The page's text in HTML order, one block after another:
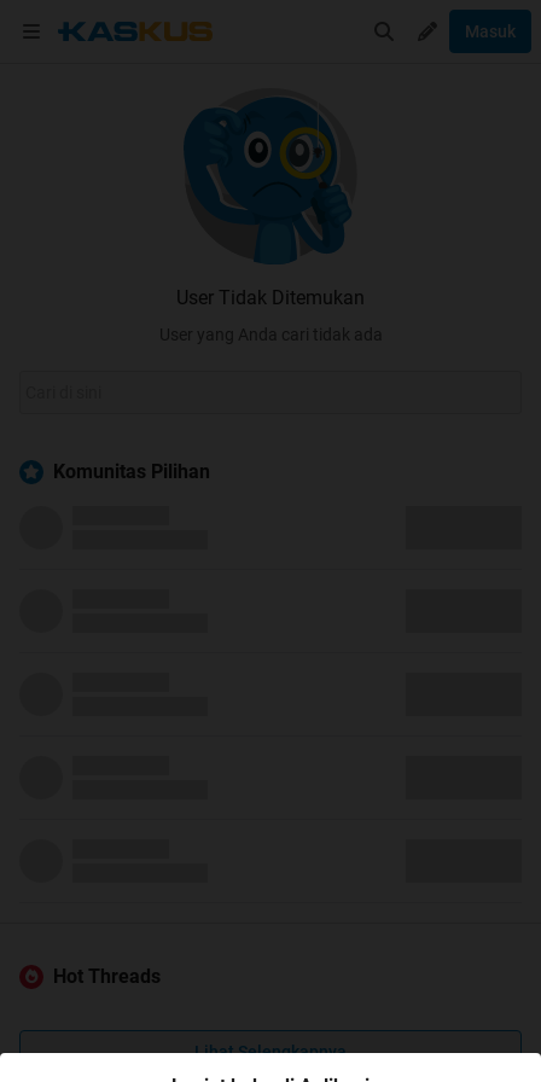
Masuk
User Tidak Ditemukan
User yang Anda cari tidak ada
Komunitas Pilihan
Hot Threads
Lihat Selengkapnya